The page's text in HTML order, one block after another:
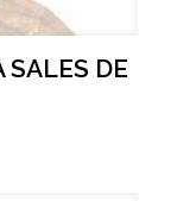
SALES DE